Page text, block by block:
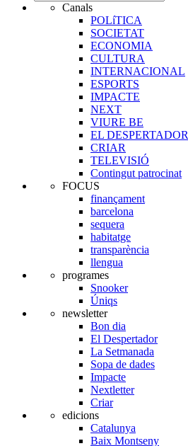
Canals
POLíTICA
SOCIETAT
ECONOMIA
CULTURA
INTERNACIONAL
ESPORTS
IMPACTE
NEXT
VIURE BE
EL DESPERTADOR
CRIAR
TELEVISIÓ
Contingut patrocinat
FOCUS
finançament
barcelona
sequera
habitatge
transparència
llengua
programes
Snooker
Úniqs
newsletter
Bon dia
El Despertador
La Setmanada
Sopa de dades
Impacte
Nextletter
Criar
edicions
Catalunya
Baix Montseny